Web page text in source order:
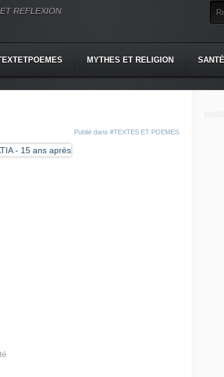
REFLEXION
MYTHES ET RELIGION
Publié dans #TEXTES ET POEMES